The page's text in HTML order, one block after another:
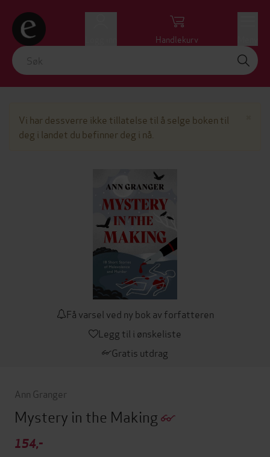
Handlekurv
Vi har dessverre ikke tillatelse til å selge boken til
deg i landet du befinner deg i nå.
Få varsel ved ny bok av forfatteren
Legg til i ønskeliste
Gratis utdrag
Ann Granger
Mystery in the Making
154,-